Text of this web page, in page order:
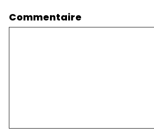
Commentaire